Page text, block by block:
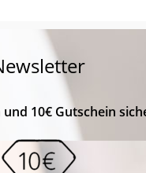
und 10€ Gutschein